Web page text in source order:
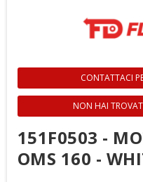
CONTATTACI
NON HAI
151F0503 -
OMS 160 -